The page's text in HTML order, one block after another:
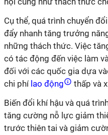
Cụ thể, quá trình chuyển
đẩy nhanh tăng trưởng
những thách thức. Việc
có tác động đến việc làm
đối với các quốc gia dựa
chi phílao động
thấp và
Biến đổi khí hậu và quá
tăng cường nỗ lực giảm
trước thiên tai và giảm